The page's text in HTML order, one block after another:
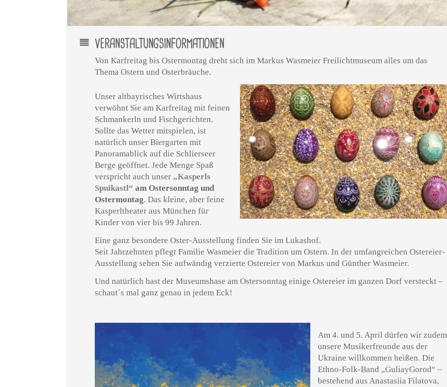
VERANSTALTUNGSINFORMATIONEN
Von Karfreitag bis Ostermontag dreht sich im Markus Wasmeier Freilichtmuseum alles um das
Thema Ostern und Osterbräuche.
Unser altbayrisches Wirtshaus
verwöhnt Sie am Karfreitag mit feinen
Schmankerln und Fischgerichten.
Sollte das Wetter mitspielen, ist
natürlich unser Biergarten mit
Panoramablick auf die Schlierseer
Berge geöffnet. Jede Menge Spaß
verspricht auch unser „Kasperls
Spuikastl“ am Ostersonntag und
Ostermontag. Das kleine, aber feine
Kasperltheater aus München für
Kinder von vier bis 99 Jahren.
Eine ganz besondere Oster-Ausstellung finden Sie im Lukashof.
Seit Jahrzehnten pflegt Familie Wasmeier die Tradition um Ostern. In der umfangreichen Ostereier-
Ausstellung sehen Sie aufwändig verzierte Ostereier von Markus und Günther Wasmeier.
Und natürlich hast der Museumshase am Ostersonntag einige Ostereier im ganzen Dorf versteckt –
schaut´s mal ganz genau in jedem Eck!
Am 4. und 5. April dürfen wir zudem
unsere Musikerfreunde aus der
Ukraine willkommen heißen. Die
Ethno-Folk-Band „GuliayGorod“ –
bestehend aus Anastasiia Filatova,